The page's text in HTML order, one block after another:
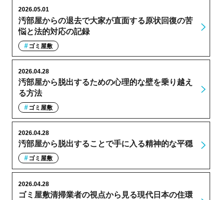
汚部屋からの退去で大家が直面する原状回復の苦
悩と法的対応の記録
2026.05.01
ゴミ屋敷
汚部屋から脱出するための心理的な壁を乗り越え
る方法
2026.04.28
ゴミ屋敷
汚部屋から脱出することで手に入る精神的な平穏
2026.04.28
ゴミ屋敷
ゴミ屋敷清掃業者の視点から見る現代日本の住環
2026.04.28